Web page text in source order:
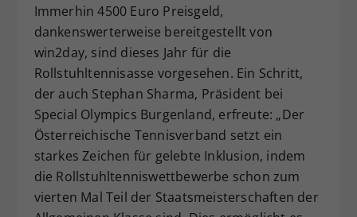
Immerhin 4500 Euro Preisgeld,
dankenswerterweise bereitgestellt von
win2day, sind dieses Jahr für die
Rollstuhltennisasse vorgesehen. Ein Schritt,
der auch Stephan Sharma, Präsident bei
Special Olympics Burgenland, erfreute: „Der
Österreichische Tennisverband setzt ein
starkes Zeichen für gelebte Inklusion, indem
die Rollstuhltenniswettbewerbe schon zum
vierten Mal Teil der Staatsmeisterschaften der